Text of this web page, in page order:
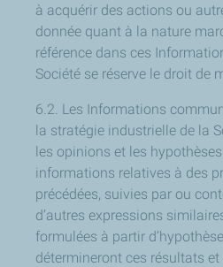
à acquérir des actions ou
donnée quant à la nature
référence dans ces
Société se réserve le droit de
6.2. Les Informations
la stratégie industrielle de la
les opinions et les
informations relatives à des
précédées, suivies par ou
d’autres expressions
formulées à partir
détermineront ces résultats